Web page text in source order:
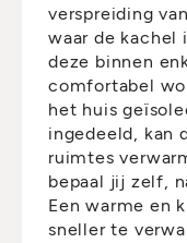
verspreiding
waar de kachel
deze binnen
comfortabel
het huis
ingedeeld, kan
ruimtes
bepaal jij zelf,
Een warme en
sneller te